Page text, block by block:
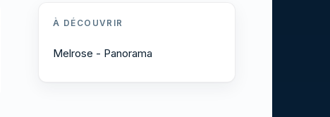
À DÉCOUVRIR
Melrose - Panorama